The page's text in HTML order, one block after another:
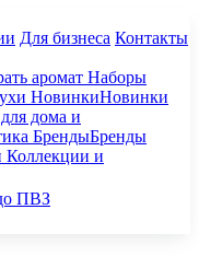
Для бизнеса Контакты
аромат Наборы
НовинкиНовинки
дома и
БрендыБренды
Коллекции и
ПВЗ